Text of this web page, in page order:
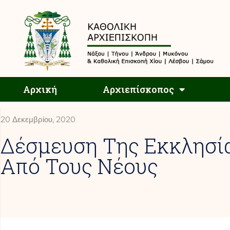
Αρχική Αρχιεπίσκοπος
20 Δεκεμβρίου, 2020
Δέσμευση Της
Από Τους Νέους